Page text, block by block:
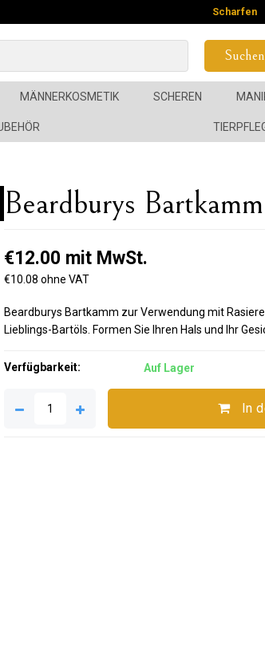
Scharfen
Suchen
MÄNNERKOSMETIK SCHEREN
Beardburys Bartkamm
€12.00 mit MwSt.
€10.08 ohne VAT
Beardburys Bartkamm zur Verwendung mit
Lieblings-Bartöls. Formen Sie Ihren Hals und Ihr
Verfügbarkeit: Auf Lager
In